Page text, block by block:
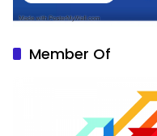
Member Of